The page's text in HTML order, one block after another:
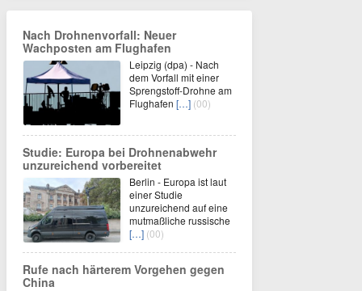
Nach Drohnenvorfall: Neuer
Wachposten am Flughafen
Leipzig (dpa) - Nach
dem Vorfall mit einer
Sprengstoff-Drohne am
Flughafen […] (00)
Studie: Europa bei Drohnenabwehr
unzureichend vorbereitet
Berlin - Europa ist laut
einer Studie
unzureichend auf eine
mutmaßliche russische
[…] (00)
Rufe nach härterem Vorgehen gegen
China